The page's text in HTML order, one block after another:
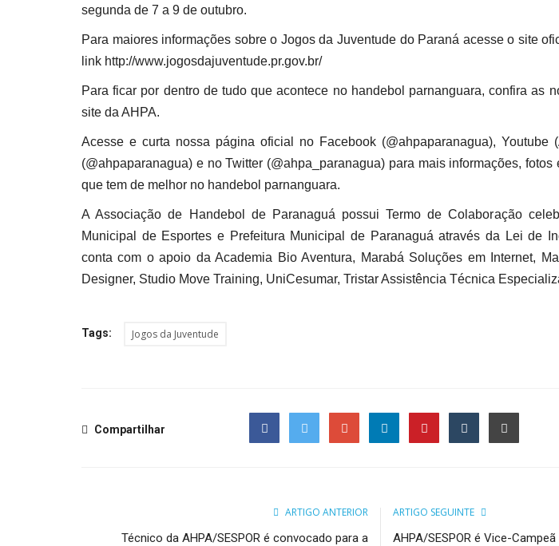
segunda de 7 a 9 de outubro.
Para maiores informações sobre o Jogos da Juventude do Paraná acesse o site
link http://www.jogosdajuventude.pr.gov.br/
Para ficar por dentro de tudo que acontece no handebol parnanguara, confira as
site da AHPA.
Acesse e curta nossa página oficial no Facebook (@ahpaparanagua), Youtube
(@ahpaparanagua) e no Twitter (@ahpa_paranagua) para mais informações,
que tem de melhor no handebol parnanguara.
A Associação de Handebol de Paranaguá possui Termo de Colaboração
Municipal de Esportes e Prefeitura Municipal de Paranaguá através da Lei de
conta com o apoio da Academia Bio Aventura, Marabá Soluções em Internet,
Designer, Studio Move Training, UniCesumar, Tristar Assistência Técnica
Tags: Jogos da Juventude
Compartilhar
ARTIGO ANTERIOR
Técnico da AHPA/SESPOR é convocado para a
ARTIGO SEGUINTE
AHPA/SESPOR é Vice-